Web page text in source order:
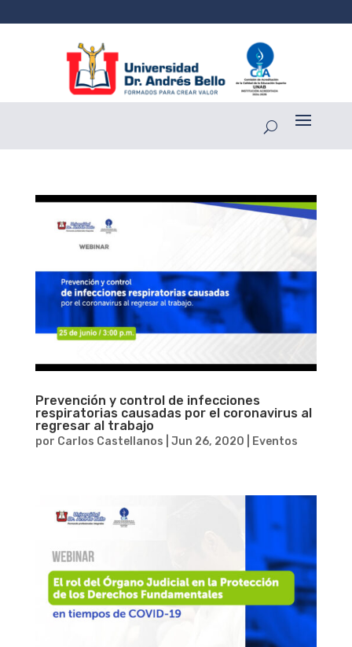
Prevención y control de infecciones
respiratorias causadas por el coronavirus al
regresar al trabajo
por Carlos Castellanos Jun 26, 2020 Eventos